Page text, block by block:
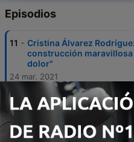
Episodios
11 - Cristina Álvarez
construcción maravillosa
dolor"
24 mar. 2021
10 - Luis Zarranz "En el libro
produce un diálogo
24 mar. 2021